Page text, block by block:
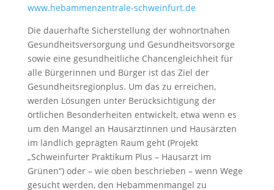
www.hebammenzentrale-schweinfurt.de
Die dauerhafte Sicherstellung der wohnortnahen
Gesundheitsversorgung und Gesundheitsvorsorge
sowie eine gesundheitliche Chancengleichheit für
alle Bürgerinnen und Bürger ist das Ziel der
Gesundheitsregionplus. Um das zu erreichen,
werden Lösungen unter Berücksichtigung der
örtlichen Besonderheiten entwickelt, etwa wenn es
um den Mangel an Hausärztinnen und Hausärzten
im ländlich geprägten Raum geht (Projekt
„Schweinfurter Praktikum Plus – Hausarzt im
Grünen“) oder – wie oben beschrieben – wenn Wege
gesucht werden, den Hebammenmangel zu